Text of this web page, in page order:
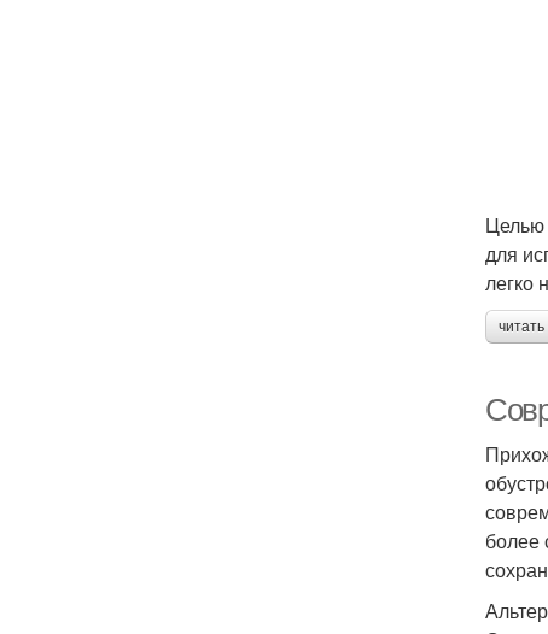
Целью
для
легко
более